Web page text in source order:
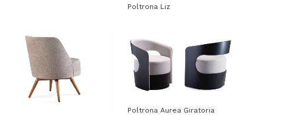
Poltrona Liz
Poltrona Aurea Giratoria